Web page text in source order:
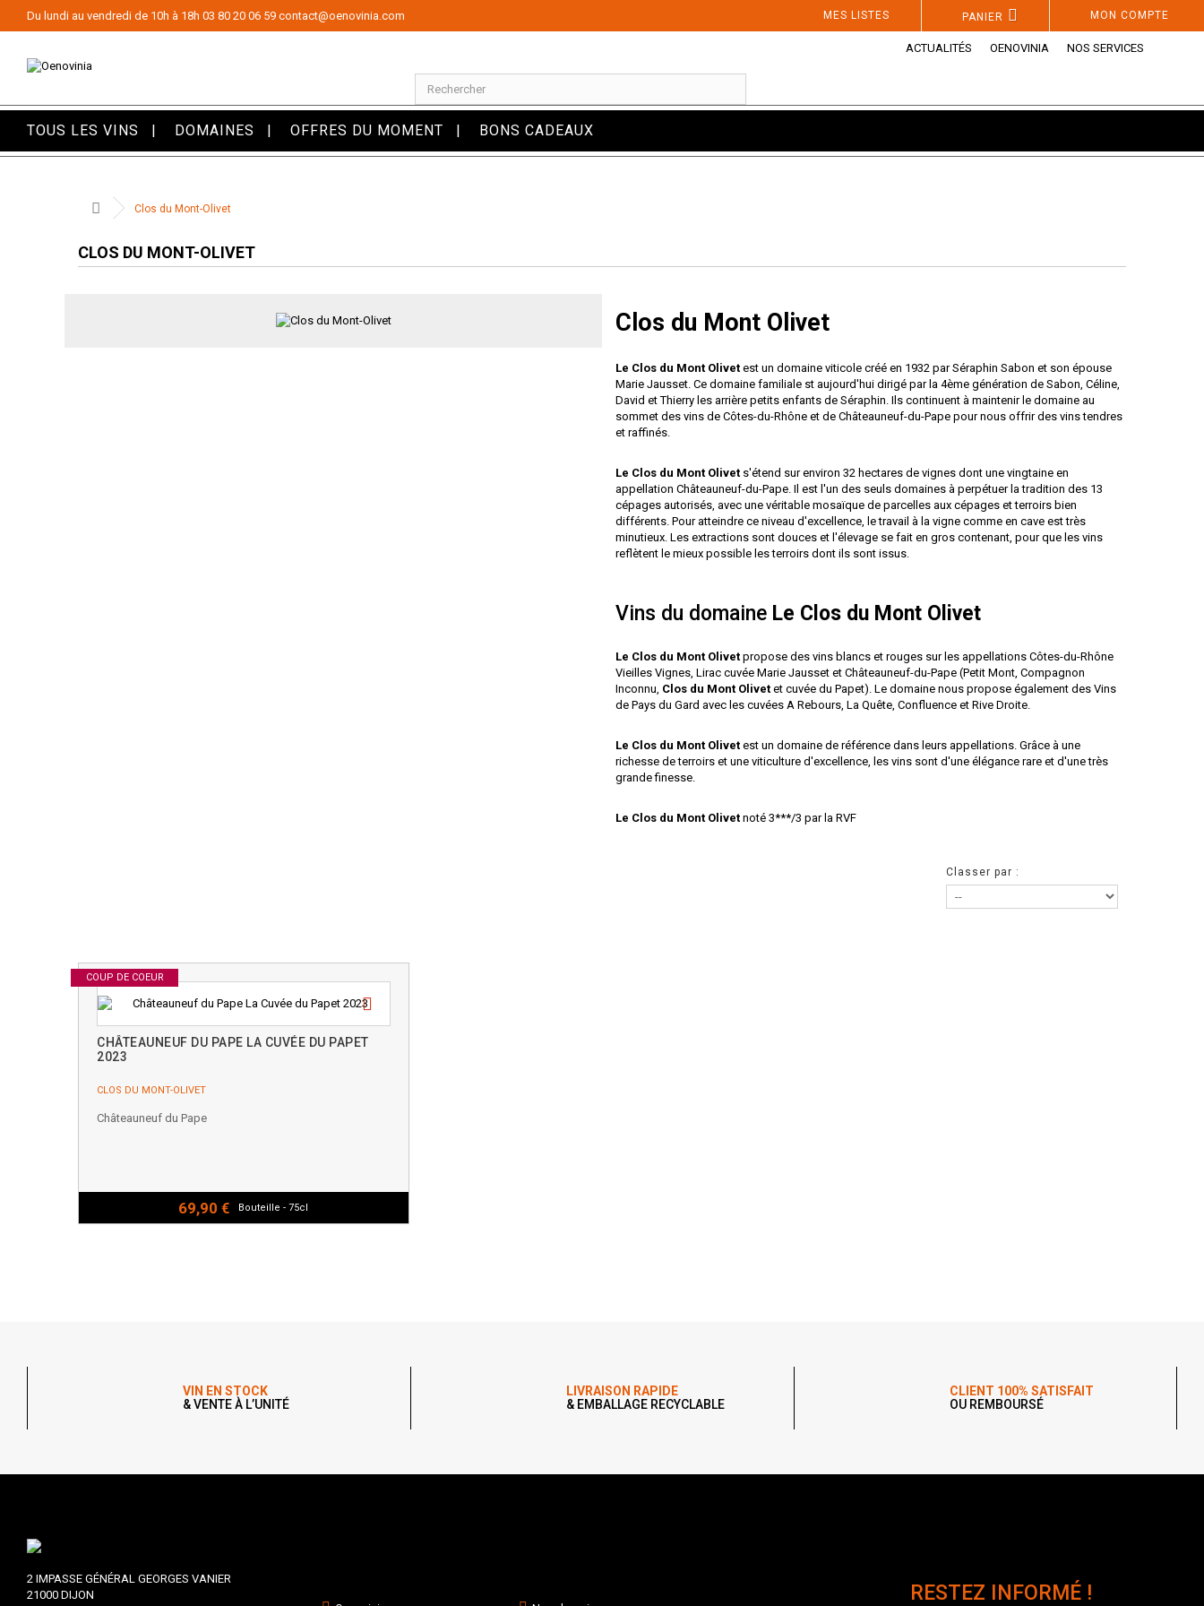
MON COMPTE
PANIER
MES LISTES
Du lundi au vendredi de 10h à 18h 03 80 20 06 59 contact@oenovinia.com
ACTUALITÉS OENOVINIA NOS SERVICES
TOUS LES VINS DOMAINES OFFRES DU MOMENT BONS CADEAUX
Clos du Mont-Olivet
CLOS DU MONT-OLIVET
Clos du Mont Olivet
Le Clos du Mont Olivet est un domaine viticole créé en 1932 par Séraphin Sabon et son épouse
Marie Jausset. Ce domaine familiale st aujourd'hui dirigé par la 4ème génération de Sabon, Céline,
David et Thierry les arrière petits enfants de Séraphin. Ils continuent à maintenir le domaine au
sommet des vins de Côtes-du-Rhône et de Châteauneuf-du-Pape pour nous offrir des vins tendres
et raffinés.
Le Clos du Mont Olivet s'étend sur environ 32 hectares de vignes dont une vingtaine en
appellation Châteauneuf-du-Pape. Il est l'un des seuls domaines à perpétuer la tradition des 13
cépages autorisés, avec une véritable mosaïque de parcelles aux cépages et terroirs bien
différents. Pour atteindre ce niveau d'excellence, le travail à la vigne comme en cave est très
minutieux. Les extractions sont douces et l'élevage se fait en gros contenant, pour que les vins
reflètent le mieux possible les terroirs dont ils sont issus.
Vins du domaine Le Clos du Mont Olivet
Le Clos du Mont Olivet propose des vins blancs et rouges sur les appellations Côtes-du-Rhône
Vieilles Vignes, Lirac cuvée Marie Jausset et Châteauneuf-du-Pape (Petit Mont, Compagnon
Inconnu, Clos du Mont Olivet et cuvée du Papet). Le domaine nous propose également des Vins
de Pays du Gard avec les cuvées A Rebours, La Quête, Confluence et Rive Droite.
Le Clos du Mont Olivet est un domaine de référence dans leurs appellations. Grâce à une
richesse de terroirs et une viticulture d'excellence, les vins sont d'une élégance rare et d'une très
grande finesse.
Le Clos du Mont Olivet noté 3***/3 par la RVF
Classer par :
COUP DE COEUR
CHÂTEAUNEUF DU PAPE LA CUVÉE DU PAPET
2023
CLOS DU MONT-OLIVET
Châteauneuf du Pape
69,90 € Bouteille - 75cl
VIN EN STOCK
& VENTE À L’UNITÉ
LIVRAISON RAPIDE
& EMBALLAGE RECYCLABLE
CLIENT 100% SATISFAIT
OU REMBOURSÉ
2 IMPASSE GÉNÉRAL GEORGES VANIER
21000 DIJON
RESTEZ INFORMÉ !
Panneau de gestion des cookies